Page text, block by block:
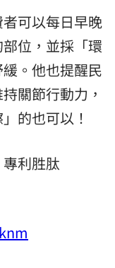
可以每日早晚
位，並採「環
。他也提醒民
關節行動力，
的也可以！
專利胜肽